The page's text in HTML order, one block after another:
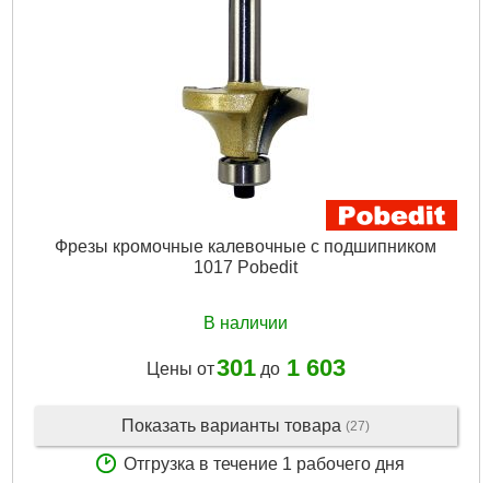
Фрезы кромочные калевочные с подшипником
1017 Pobedit
В наличии
Цены от301до 1 603
Показать варианты товара (27)
Отгрузка в течение 1 рабочего дня